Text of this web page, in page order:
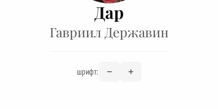
Дар
Гавриил Державин
шрифт: